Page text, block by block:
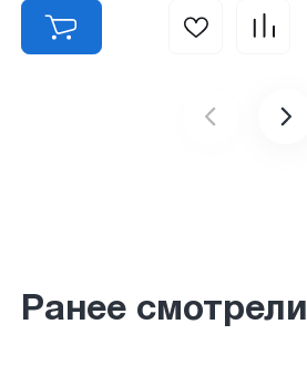
Ранее смотрели